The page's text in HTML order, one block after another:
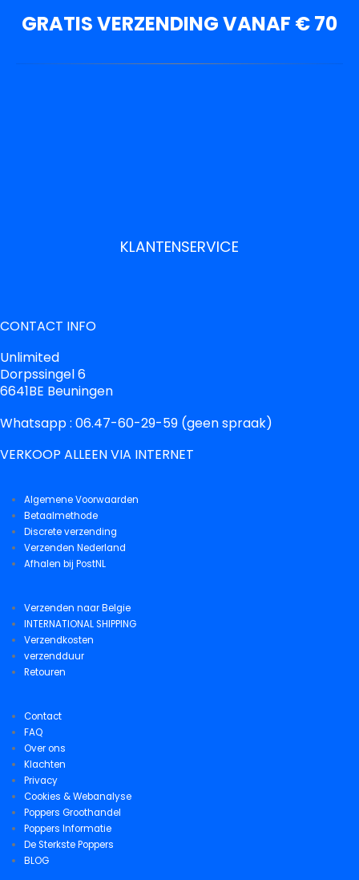
GRATIS VERZENDING VANAF € 70
KLANTENSERVICE
CONTACT INFO
Unlimited
Dorpssingel 6
6641BE Beuningen
Whatsapp : 06.47-60-29-59 (geen spraak)
VERKOOP ALLEEN VIA INTERNET
Algemene Voorwaarden
Betaalmethode
Discrete verzending
Verzenden Nederland
Afhalen bij PostNL
Verzenden naar Belgie
INTERNATIONAL SHIPPING
Verzendkosten
verzendduur
Retouren
Contact
FAQ
Over ons
Klachten
Privacy
Cookies & Webanalyse
Poppers Groothandel
Poppers Informatie
De Sterkste Poppers
BLOG